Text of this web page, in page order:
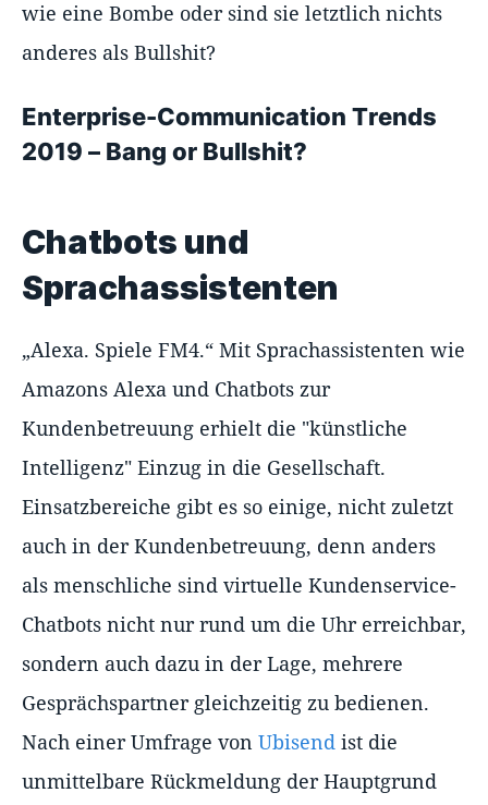
wie eine Bombe oder sind sie letztlich nichts
anderes als Bullshit?
Enterprise-Communication Trends
2019 – Bang or Bullshit?
Chatbots und
Sprachassistenten
„Alexa. Spiele FM4.“ Mit Sprachassistenten wie
Amazons Alexa und Chatbots zur
Kundenbetreuung erhielt die "künstliche
Intelligenz" Einzug in die Gesellschaft.
Einsatzbereiche gibt es so einige, nicht zuletzt
auch in der Kundenbetreuung, denn anders
als menschliche sind virtuelle Kundenservice-
Chatbots nicht nur rund um die Uhr erreichbar,
sondern auch dazu in der Lage, mehrere
Gesprächspartner gleichzeitig zu bedienen.
Nach einer Umfrage von Ubisend ist die
unmittelbare Rückmeldung der Hauptgrund